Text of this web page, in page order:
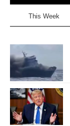
This Week